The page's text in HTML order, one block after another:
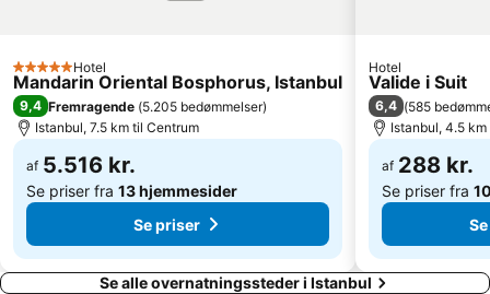
Kabataş Port
Levent Subway Station
Bosphorus Bridge
Gungoren
Maltepe
Haydarpasa Limani
5 StjernerHotel
Mandarin Oriental Bosphorus, Istanbul
9,4 Fremragende (5.205 bedømmelser)
Istanbul, 7.5 km til Centrum
af 5.516 kr.
Se priser fra 13 hjemmesider
Se priser
Hotel
Valide i Suit
6,4 (585
Istanbul, 4.5
af 288 kr.
Se priser fra
Se alle overnatningssteder i Istanbul